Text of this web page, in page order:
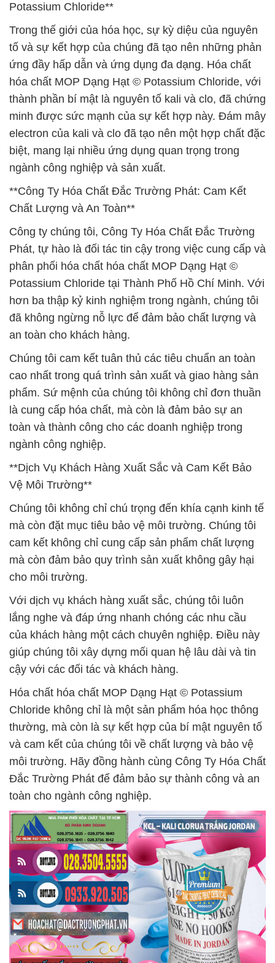
Potassium Chloride**
Trong thế giới của hóa học, sự kỳ diệu của nguyên
tố và sự kết hợp của chúng đã tạo nên những phản
ứng đầy hấp dẫn và ứng dụng đa dạng. Hóa chất
hóa chất MOP Dạng Hạt © Potassium Chloride, với
thành phần bí mật là nguyên tố kali và clo, đã chứng
minh được sức mạnh của sự kết hợp này. Đám mây
electron của kali và clo đã tạo nên một hợp chất đặc
biệt, mang lại nhiều ứng dụng quan trọng trong
ngành công nghiệp và sản xuất.
**Công Ty Hóa Chất Đắc Trường Phát: Cam Kết
Chất Lượng và An Toàn**
Công ty chúng tôi, Công Ty Hóa Chất Đắc Trường
Phát, tự hào là đối tác tin cậy trong việc cung cấp và
phân phối hóa chất hóa chất MOP Dạng Hạt ©
Potassium Chloride tại Thành Phố Hồ Chí Minh. Với
hơn ba thập kỷ kinh nghiệm trong ngành, chúng tôi
đã không ngừng nỗ lực để đảm bảo chất lượng và
an toàn cho khách hàng.
Chúng tôi cam kết tuân thủ các tiêu chuẩn an toàn
cao nhất trong quá trình sản xuất và giao hàng sản
phẩm. Sứ mệnh của chúng tôi không chỉ đơn thuần
là cung cấp hóa chất, mà còn là đảm bảo sự an
toàn và thành công cho các doanh nghiệp trong
ngành công nghiệp.
**Dịch Vụ Khách Hàng Xuất Sắc và Cam Kết Bảo
Vệ Môi Trường**
Chúng tôi không chỉ chú trọng đến khía cạnh kinh tế
mà còn đặt mục tiêu bảo vệ môi trường. Chúng tôi
cam kết không chỉ cung cấp sản phẩm chất lượng
mà còn đảm bảo quy trình sản xuất không gây hại
cho môi trường.
Với dịch vụ khách hàng xuất sắc, chúng tôi luôn
lắng nghe và đáp ứng nhanh chóng các nhu cầu
của khách hàng một cách chuyên nghiệp. Điều này
giúp chúng tôi xây dựng mối quan hệ lâu dài và tin
cậy với các đối tác và khách hàng.
Hóa chất hóa chất MOP Dạng Hạt © Potassium
Chloride không chỉ là một sản phẩm hóa học thông
thường, mà còn là sự kết hợp của bí mật nguyên tố
và cam kết của chúng tôi về chất lượng và bảo vệ
môi trường. Hãy đồng hành cùng Công Ty Hóa Chất
Đắc Trường Phát để đảm bảo sự thành công và an
toàn cho ngành công nghiệp.